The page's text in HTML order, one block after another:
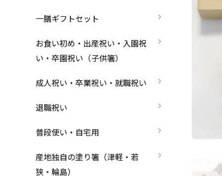
お食い初め・出産祝い・入園祝い・卒園祝
成人祝い・卒業祝い・就職祝い
退職祝い
イベント・記念品・ノベルティオリジナル
より承ります）
一膳ギフトセット
お食い初め・出産祝い・入園祝
い・卒園祝い（子供箸）
成人祝い・卒業祝い・就職祝い
退職祝い
普段使い・自宅用
産地独自の塗り箸（津軽・若
狭・輪島）